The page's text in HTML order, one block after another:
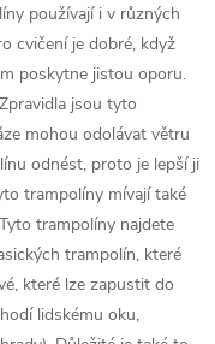
používají i v různých
cvičení je dobré, když
poskytne jistou oporu.
jsou tyto
mohou odolávat větru
odnést, proto je lepší ji
trampolíny mívají také
trampolíny najdete
trampolín, které
které lze zapustit do
lidskému oku,